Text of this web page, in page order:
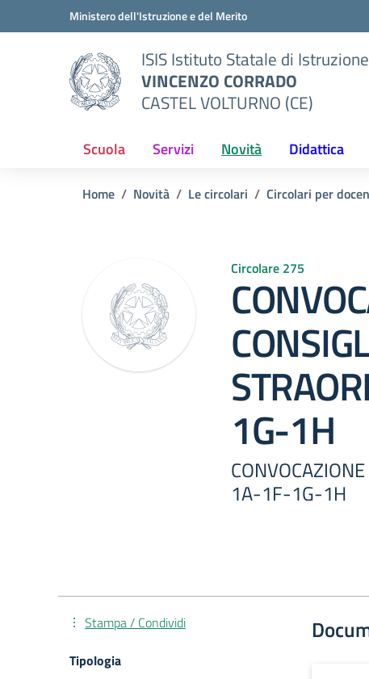
Vai ai contenuti
Vai al menu di navigazioneMinistero dell'Istruzione e del Merito
ISIS Istituto Statale di
VINCENZO CORRADO
CASTEL VOLTURNO (CE)
Scuola Servizi Novità Didattica
Home Novità Le circolari Circolari per
Circolare 275
1G-1H
1A-1F-1G-1H
Stampa / Condividi
Tipologia